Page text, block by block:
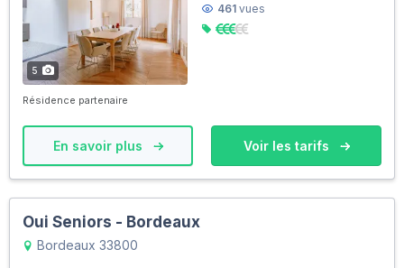
5
461 vues
Résidence partenaire
En savoir plus Voir les tarifs
Oui Seniors - Bordeaux
Bordeaux 33800